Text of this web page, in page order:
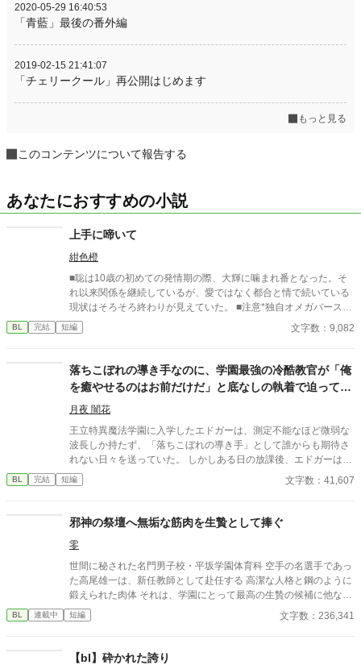
2020-05-29 16:40:53
「青藍」最後の番外編
2019-02-15 21:41:07
「チェリークール」再公開はじめます
もっと見る
このコンテンツについて報告する
あなたにおすすめの小説
上手に啼いて
紺色橙
■聡は10歳の初めての発情期の際、大輝に噛まれ番となった。そ
れ以来関係を継続しているが、愛ではなく都合と情で続いている
現状はそろそろ終わりが見えていた。 ■注意*独自オメガバース設
定。■『それは愛か本能か』と同じ世界設定です。関係は一切な
し。
BL 完結 短編 文字数：9,082
落ちこぼれの導き手なのに、学園最強の冷酷教官が「俺
を癒やせるのはお前だけだ」と底なしの執着で迫ってき
ます
月夜 闇花
王立特異魔法学園に入学したエドガーは、測定不能なほど微弱な
波長しか持たず、「落ちこぼれの導き手」として誰からも期待さ
れない日々を送っていた。 しかしある日の放課後、エドガーは学
園で最も恐れられる最強の戦闘魔術教官、レオン・ヴァレンタイ
ンの秘密を知ってしまう。 強大すぎる魔力ゆえに、五感が暴走す
底知れぬ静かな波長は、世界で唯一、彼の苦痛を完全に溶かすこ
とができるものだった。 「お前は、俺の専属の導き手になるん
だ」 痛みを癒やしたことで、冷酷なはずの最強教官から底なしの
執着と溺愛を向けられるようになり――！？ 孤独な二人の魂が共
鳴する、極上の救済と溺愛の学園ファンタジー。 ※センチネルバ
ースをベースにした独自設定（特異覚醒者×導き手）です。
BL 完結 短編 文字数：41,607
邪神の祭壇へ無垢な筋肉を生贄として捧ぐ
零
世間に秘された名門男子校・平坂学園体育科 空手の名選手であっ
た高尾雄一は、新任教師として赴任する 高潔な人格と鋼のように
鍛えられた肉体 それは、学園にとって最高の生贄の候補に他なら
なかった 至高の筋肉を持つ、精神を削られ意志をなくした青年を
太古の神に捧げるため、“水”、“風”、“土”の信奉者達が暗躍する 意
校で繰り広げられるダークファンタジー
BL 連載中 短編 文字数：236,341
【bl】砕かれた誇り